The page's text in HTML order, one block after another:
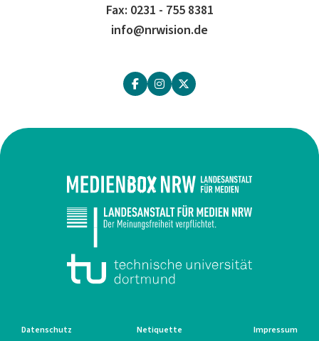
Fax: 0231 - 755 8381
info@nrwision.de
Datenschutz Netiquette Impressum